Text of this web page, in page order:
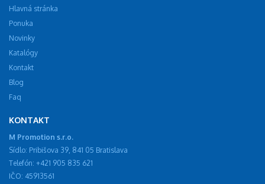
Hlavná stránka
Ponuka
Novinky
Katalógy
Kontakt
Blog
Faq
KONTAKT
M Promotion s.r.o.
Sídlo: Pribišova 39, 841 05 Bratislava
Telefón: +421 905 835 621
IČO: 45913561